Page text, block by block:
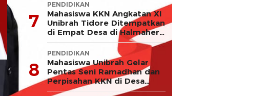
7
PENDIDIKAN
Mahasiswa KKN Angkatan XI
Unibrah Tidore Ditempatkan
di Empat Desa di Halmahera
Timur
8
PENDIDIKAN
Mahasiswa Unibrah Gelar
Pentas Seni Ramadhan dan
Perpisahan KKN di Desa
Akejawi